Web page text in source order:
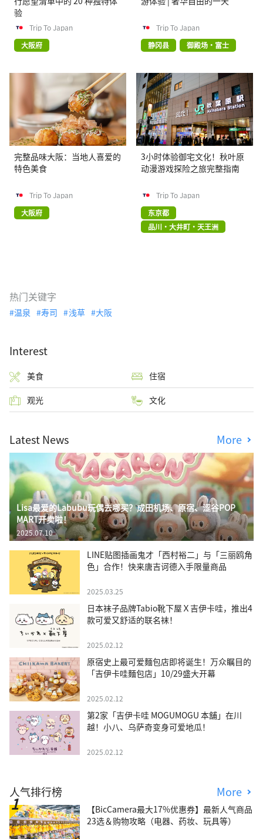
验
Trip To Japan
大阪府
Trip To Japan
静冈县
御殿场・富士
完整品味大阪：当地人喜爱的
特色美食
Trip To Japan
大阪府
3小时体验御宅文化！秋叶原
动漫游戏探险之旅完整指南
Trip To Japan
东京都
品川・大井町・天王洲
热门关键字
温泉 寿司 浅草 大阪
Interest
美食 住宿
观光 文化
Latest News More
Lisa最爱的Labubu玩偶去哪买？成田机场、原宿、涩谷POP
MART开卖啦！
2025.07.10
LINE贴图插画鬼才「西村裕二」与「三丽鸥角
色」合作！快来唐吉诃德入手限量商品
2025.03.25
日本袜子品牌Tabio靴下屋Ｘ吉伊卡哇，推出4
款可爱又舒适的联名袜！
2025.02.12
原宿史上最可爱麵包店即将诞生！万众瞩目的
「吉伊卡哇麵包店」10/29盛大开幕
2025.02.12
第2家「吉伊卡哇 MOGUMOGU 本舖」在川
越！小八、乌萨奇变身可爱地瓜！
2025.02.12
人气排行榜 More
【BicCamera最大17%优惠券】最新人气商品
23选＆购物攻略（电器、药妆、玩具等）